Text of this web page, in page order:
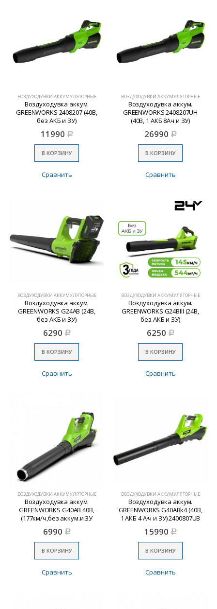
ВОЗДУХОДУВКИ АККУМУЛЯТОРНЫЕ
Воздуходувка аккум.
GREENWORKS 2408207 (40В,
без АКБ и ЗУ)
11990 Р
В КОРЗИНУ
Сравнить
ВОЗДУХОДУВКИ АККУМУЛЯТОРНЫЕ
Воздуходувка аккум.
GREENWORKS 2408207UH
(40В, 1 АКБ 8Ач и ЗУ)
26990 Р
В КОРЗИНУ
Сравнить
ВОЗДУХОДУВКИ АККУМУЛЯТОРНЫЕ
Воздуходувка аккум.
GREENWORKS G24AB (24В,
без АКБ и ЗУ)
6290 Р
В КОРЗИНУ
Сравнить
ВОЗДУХОДУВКИ АККУМУЛЯТОРНЫЕ
Воздуходувка аккум.
GREENWORKS G24BIII (24В,
без АКБ и ЗУ)
6250 Р
В КОРЗИНУ
Сравнить
ВОЗДУХОДУВКИ АККУМУЛЯТОРНЫЕ
Воздуходувка аккум.
GREENWORKS G40AB 40В,
(177км/ч,без аккум.и ЗУ
6990 Р
В КОРЗИНУ
Сравнить
ВОЗДУХОДУВКИ АККУМУЛЯТОРНЫЕ
Воздуходувка аккум.
GREENWORKS G40ABk4 (40В,
1 АКБ 4 А·ч и ЗУ) 2400807UB
15990 Р
В КОРЗИНУ
Сравнить